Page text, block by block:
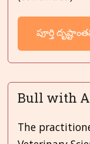
పూర్తి
Bull with
The